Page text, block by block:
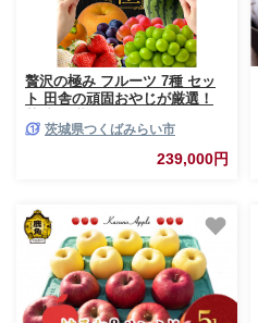
贅沢の極み フルーツ 7種 セッ
ト 田舎の頑固おやじが厳選！
上級品 極上 贅沢 極み フルーツ
ギフト プレゼント 贈り物 お歳
暮 御歳暮 お中元 御中元
茨城県つくばみらい市
239,000円